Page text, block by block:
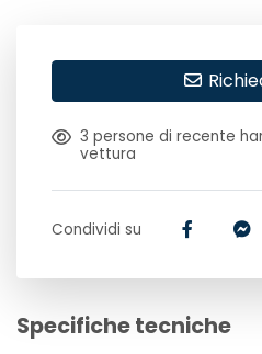
3 persone di recente
vettura
Condividi su
Specifiche tecniche